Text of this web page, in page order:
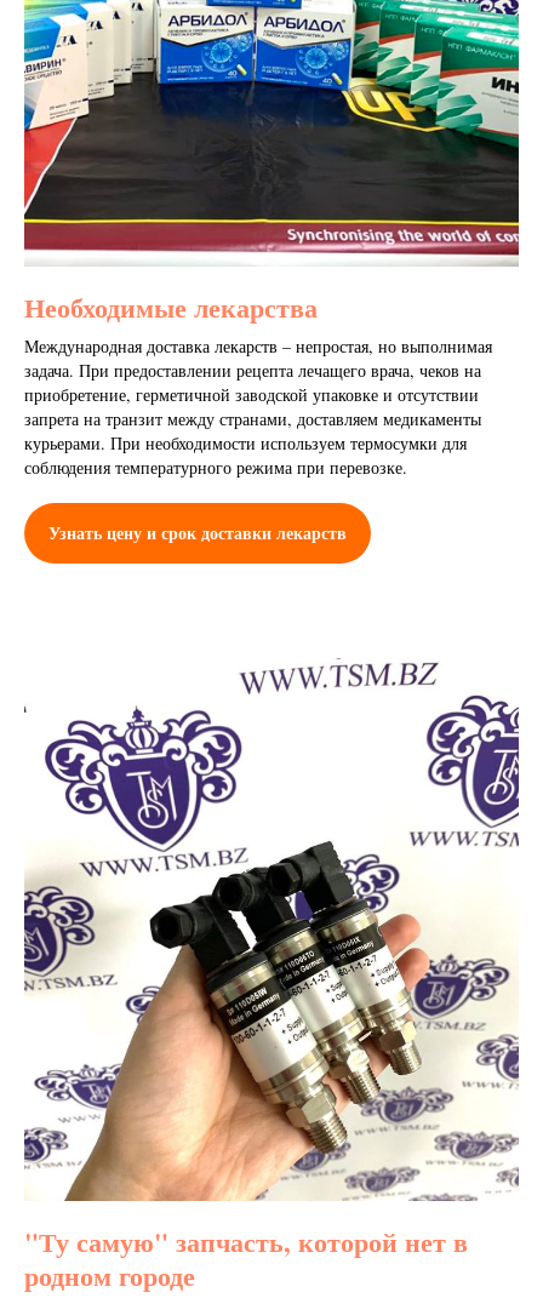
Необходимые лекарства
Международная доставка лекарств – непростая, но выполнимая
задача. При предоставлении рецепта лечащего врача, чеков на
приобретение, герметичной заводской упаковке и отсутствии
запрета на транзит между странами, доставляем медикаменты
курьерами. При необходимости используем термосумки для
соблюдения температурного режима при перевозке.
Узнать цену и срок доставки лекарств
"Ту самую" запчасть, которой нет в
родном городе